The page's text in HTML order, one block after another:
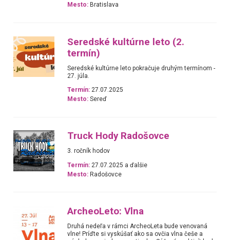
Mesto: Bratislava
Seredské kultúrne leto (2.
termín)
Seredské kultúrne leto pokračuje druhým termínom -
27. júla.
Termín: 27.07.2025
Mesto: Sereď
Truck Hody Radošovce
3. ročník hodov
Termín: 27.07.2025 a ďalšie
Mesto: Radošovce
ArcheoLeto: Vlna
Druhá nedeľa v rámci ArcheoLeta bude venovaná
vlne! Príďte si vyskúšať ako sa ovčia vlna češe a